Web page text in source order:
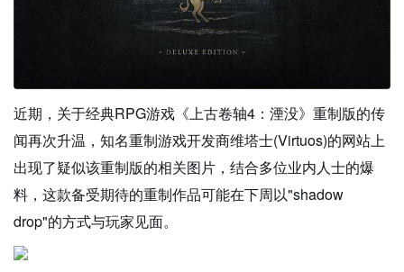
近期，关于经典RPG游戏《上古卷轴4：湮没》重制版的传
闻再次升温，知名重制游戏开发商维塔士(Virtuos)的网站上
出现了疑似该重制版的相关图片，结合多位业内人士的爆
料，这款备受期待的重制作品可能在下周以"shadow
drop"的方式与玩家见面。